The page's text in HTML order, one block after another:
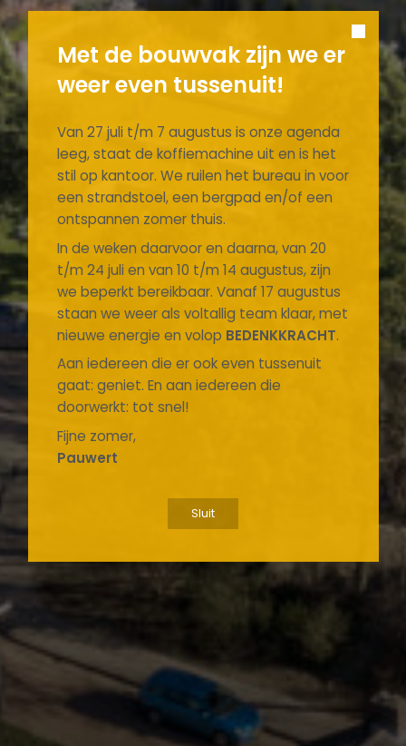
Met de bouwvak zijn we er
weer even tussenuit!
Van 27 juli t/m 7 augustus is onze agenda
leeg, staat de koffiemachine uit en is het
stil op kantoor. We ruilen het bureau in voor
een strandstoel, een bergpad en/of een
ontspannen zomer thuis.
In de weken daarvoor en daarna, van 20
t/m 24 juli en van 10 t/m 14 augustus, zijn
we beperkt bereikbaar. Vanaf 17 augustus
staan we weer als voltallig team klaar, met
nieuwe energie en volop BEDENKKRACHT.
Aan iedereen die er ook even tussenuit
gaat: geniet. En aan iedereen die
doorwerkt: tot snel!
Fijne zomer,
Pauwert
Sluit